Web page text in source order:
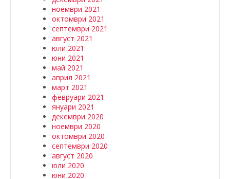
ноември 2021
октомври 2021
септември 2021
август 2021
юли 2021
юни 2021
май 2021
април 2021
март 2021
февруари 2021
януари 2021
декември 2020
ноември 2020
октомври 2020
септември 2020
август 2020
юли 2020
юни 2020